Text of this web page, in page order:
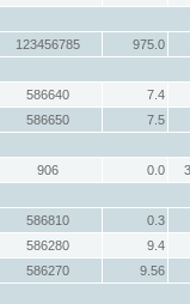
123456785
975.0
586640
7.4
586650
7.5
906 0.0
586810
0.3
586280
9.4
586270
9.56